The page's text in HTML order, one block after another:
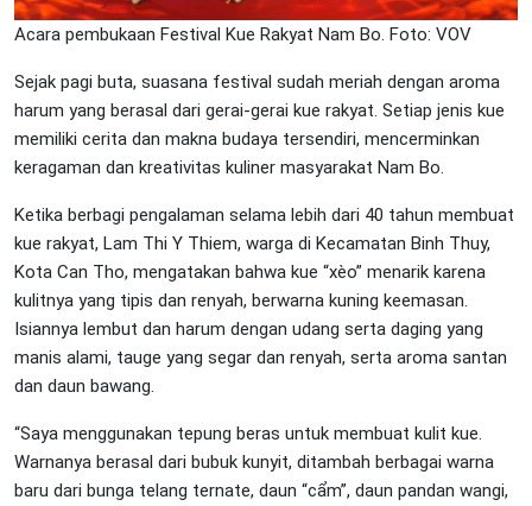
Acara pembukaan Festival Kue Rakyat Nam Bo. Foto: VOV
Sejak pagi buta, suasana festival sudah meriah dengan aroma
harum yang berasal dari gerai-gerai kue rakyat. Setiap jenis kue
memiliki cerita dan makna budaya tersendiri, mencerminkan
keragaman dan kreativitas kuliner masyarakat Nam Bo.
Ketika berbagi pengalaman selama lebih dari 40 tahun membuat
kue rakyat, Lam Thi Y Thiem, warga di Kecamatan Binh Thuy,
Kota Can Tho, mengatakan bahwa kue “xèo” menarik karena
kulitnya yang tipis dan renyah, berwarna kuning keemasan.
Isiannya lembut dan harum dengan udang serta daging yang
manis alami, tauge yang segar dan renyah, serta aroma santan
dan daun bawang.
“Saya menggunakan tepung beras untuk membuat kulit kue.
Warnanya berasal dari bubuk kunyit, ditambah berbagai warna
baru dari bunga telang ternate, daun “cẩm”, daun pandan wangi,